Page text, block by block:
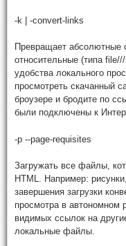
-k | -convert-links
Превращает абсолютные
относительные (типа
удобства локального
просмотреть скачанный
броузере и бродите по
были подключены к
-p --page-requisites
Загружать все файлы,
HTML. Например:
завершения загрузки
просмотра в автономном
видимых ссылок на
локальные файлы.